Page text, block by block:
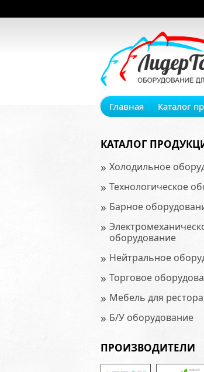
Главная Каталог
КАТАЛОГ
» Холодильное
» Технологическое
» Барное
»
оборудование
» Нейтральное
» Торговое
» Мебель для
» Б/У оборудование
ПРОИЗВОДИТЕЛИ